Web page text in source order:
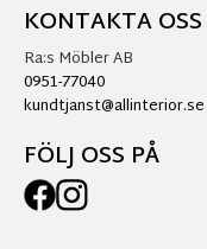
KONTAKTA OSS
Ra:s Möbler AB
0951-77040
kundtjanst@allinterior.se
FÖLJ OSS PÅ